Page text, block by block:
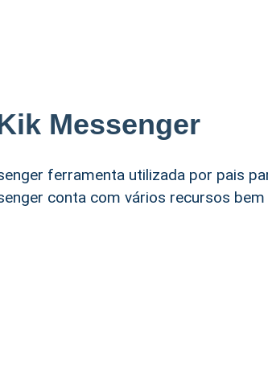
Messenger
ferramenta utilizada por pais
conta com vários recursos